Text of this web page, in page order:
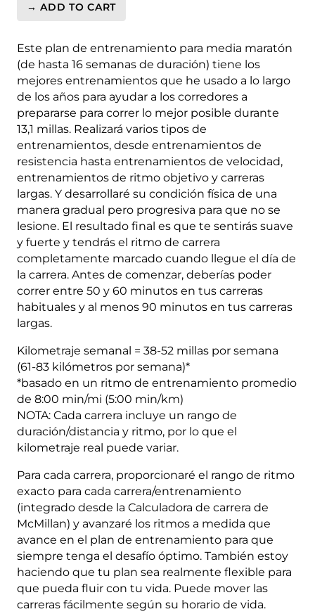
Medio-
Nivel
4
(Avanzado)
Combinación
-
16
Semanas
quantity
→ ADD TO CART
Este plan de entrenamiento para media maratón
(de hasta 16 semanas de duración) tiene los
mejores entrenamientos que he usado a lo largo
de los años para ayudar a los corredores a
prepararse para correr lo mejor posible durante
13,1 millas. Realizará varios tipos de
entrenamientos, desde entrenamientos de
resistencia hasta entrenamientos de velocidad,
entrenamientos de ritmo objetivo y carreras
largas. Y desarrollaré su condición física de una
manera gradual pero progresiva para que no se
lesione. El resultado final es que te sentirás suave
y fuerte y tendrás el ritmo de carrera
completamente marcado cuando llegue el día de
la carrera. Antes de comenzar, deberías poder
correr entre 50 y 60 minutos en tus carreras
habituales y al menos 90 minutos en tus carreras
largas.
Kilometraje semanal = 38-52 millas por semana
(61-83 kilómetros por semana)*
*basado en un ritmo de entrenamiento promedio
de 8:00 min/mi (5:00 min/km)
NOTA: Cada carrera incluye un rango de
duración/distancia y ritmo, por lo que el
kilometraje real puede variar.
Para cada carrera, proporcionaré el rango de ritmo
exacto para cada carrera/entrenamiento
(integrado desde la Calculadora de carrera de
McMillan) y avanzaré los ritmos a medida que
avance en el plan de entrenamiento para que
siempre tenga el desafío óptimo. También estoy
haciendo que tu plan sea realmente flexible para
que pueda fluir con tu vida. Puede mover las
carreras fácilmente según su horario de vida.